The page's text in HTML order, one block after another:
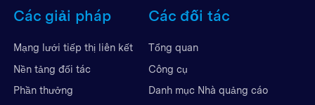
Các giải pháp
Mạng lưới tiếp thị liên kết
Nền tảng đối tác
Phần thưởng
Các đối tác
Tổng quan
Công cụ
Danh mục Nhà quảng cáo